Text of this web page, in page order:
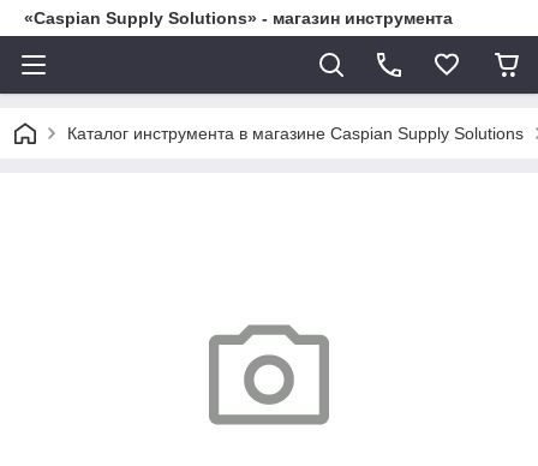
«Caspian Supply Solutions» - магазин инструмента
Каталог инструмента в магазине Caspian Supply Solutions